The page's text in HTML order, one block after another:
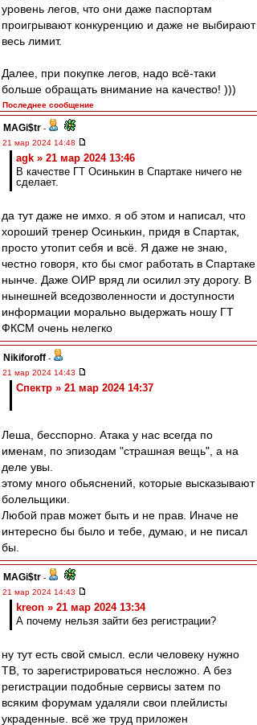
уровень легов, что они даже паспортам
проигрывают конкуренцию и даже не выбирают
весь лимит.
Далее, при покупке легов, надо всё-таки
больше обращать внимание на качество! )))
Последнее сообщение
MAGi$tr -
21 мар 2024 14:48
agk » 21 мар 2024 13:46
В качестве ГТ Осинькин в Спартаке ничего не
сделает.
да тут даже не имхо. я об этом и написал, что
хороший тренер Осинькин, придя в Спартак,
просто утопит себя и всё. Я даже не знаю,
честно говоря, кто бы смог работать в Спартаке
нынче. Даже ОИР вряд ли осилил эту дорогу. В
нынешней вседозволенности и доступности
информации морально выдержать ношу ГТ
ФКСМ очень нелегко
Nikiforoff -
21 мар 2024 14:43
Спектр » 21 мар 2024 14:37
Леша, бесспорно. Атака у нас всегда по
именам, по эпизодам "страшная вещь", а на
деле увы.
этому много обьяснений, которые высказывают
болельщики.
Любой прав может быть и не прав. Иначе не
интересно бы было и тебе, думаю, и не писал
бы.
MAGi$tr -
21 мар 2024 14:43
kreon » 21 мар 2024 13:34
А почему нельзя зайти без регистрации?
ну тут есть свой смысл. если человеку нужно
ТВ, то зарегистрироваться несложно. А без
регистрации подобные сервисы затем по
всяким форумам удаляли свои плейлисты
украденные. всё же труд приложен